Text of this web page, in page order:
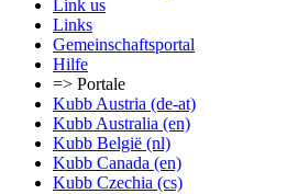
Link us
Links
Gemeinschafts­portal
Hilfe
=> Portale
Kubb Austria (de-at)
Kubb Australia (en)
Kubb België (nl)
Kubb Canada (en)
Kubb Czechia (cs)